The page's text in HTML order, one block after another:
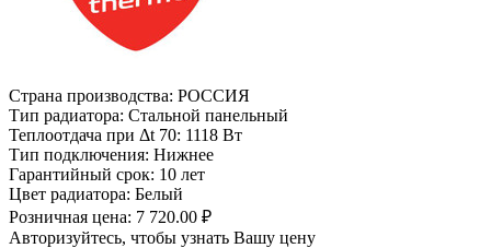
Страна производства: РОССИЯ
Тип радиатора: Стальной панельный
Теплоотдача при Δt 70: 1118 Вт
Тип подключения: Нижнее
Гарантийный срок: 10 лет
Цвет радиатора: Белый
Розничная цена: 7 720.00 ₽
Авторизуйтесь, чтобы узнать Вашу цену